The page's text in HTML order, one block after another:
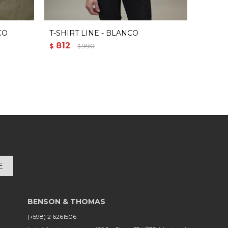
T-SHIRT LINE - BLANCO
$ 812 $ 990
(+598) 2 6261506